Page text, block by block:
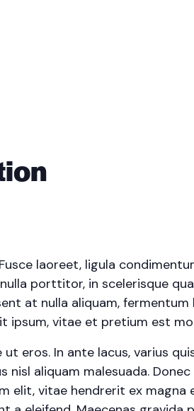
laoreet, ligula
porttitor, in scelerisque
at nulla aliquam,
ipsum, vitae et pretium est
eros. In ante lacus, varius
aliquam malesuada.
vitae hendrerit ex magna